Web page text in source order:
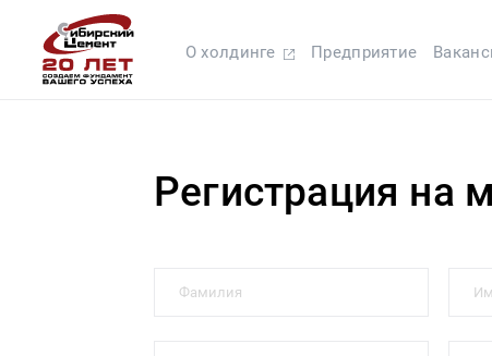
О холдинге Предприятие
Регистрация на